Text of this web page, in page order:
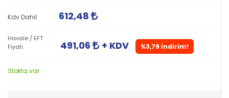
Kdv Dahil 612,48
Havale / EFT
Fiyatı
491,06 + KDV %3,79 İndirim!
Stokta var